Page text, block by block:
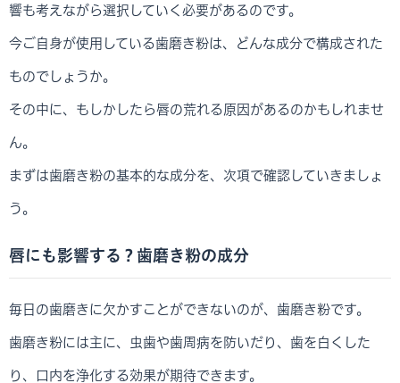
響も考えながら選択していく必要があるのです。
今ご自身が使用している歯磨き粉は、どんな成分で構成された
ものでしょうか。
その中に、もしかしたら唇の荒れる原因があるのかもしれませ
ん。
まずは歯磨き粉の基本的な成分を、次項で確認していきましょ
う。
唇にも影響する？歯磨き粉の成分
毎日の歯磨きに欠かすことができないのが、歯磨き粉です。
歯磨き粉には主に、虫歯や歯周病を防いだり、歯を白くした
り、口内を浄化する効果が期待できます。